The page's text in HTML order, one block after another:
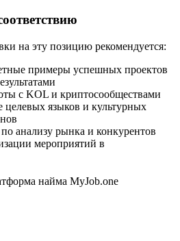
на эту позицию рекомендуется:
примеры успешных проектов
с KOL и криптосообществами
целевых языков и культурных
анализу рынка и конкурентов
мероприятий в
найма MyJob.one